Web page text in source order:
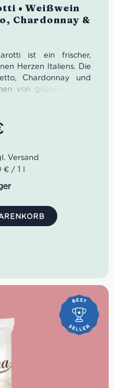
• Weißwein
Chardonnay &
ist ein frischer,
Herzen Italiens. Die
Chardonnay und
von grünem Apfel,
Struktur. Ein
aus Umbrien,
und entspannte
feine Säure
€ / 1 l